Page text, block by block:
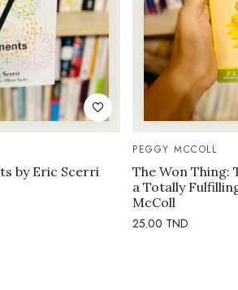
by Eric Scerri
PEGGY MCCOLL
The Won Thing:
a Totally
McColl
25.00 TND